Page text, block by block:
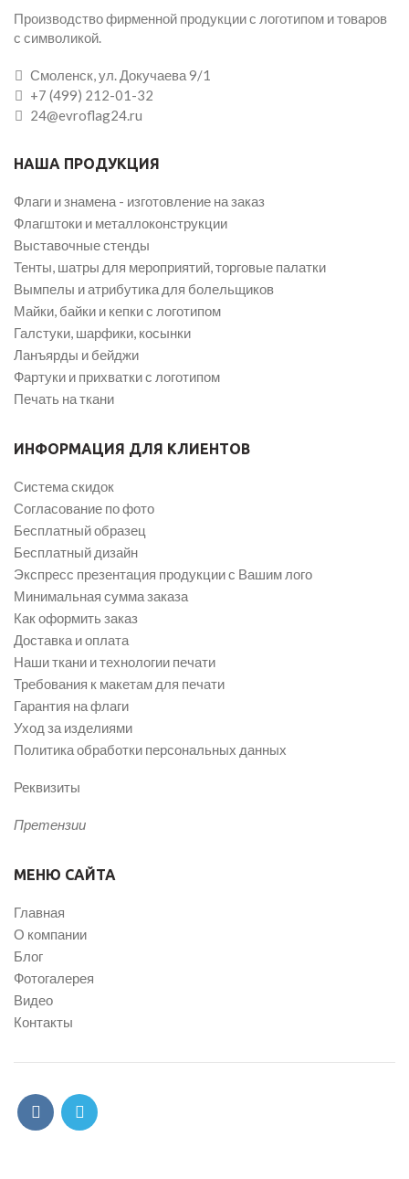
Производство фирменной продукции с логотипом и товаров
с символикой.
Смоленск, ул. Докучаева 9/1
+7 (499) 212-01-32
24@evroflag24.ru
НАША ПРОДУКЦИЯ
Флаги и знамена - изготовление на заказ
Флагштоки и металлоконструкции
Выставочные стенды
Тенты, шатры для мероприятий, торговые палатки
Вымпелы и атрибутика для болельщиков
Майки, байки и кепки с логотипом
Галстуки, шарфики, косынки
Ланъярды и бейджи
Фартуки и прихватки с логотипом
Печать на ткани
ИНФОРМАЦИЯ ДЛЯ КЛИЕНТОВ
Система скидок
Согласование по фото
Бесплатный образец
Бесплатный дизайн
Экспресс презентация продукции с Вашим лого
Минимальная сумма заказа
Как оформить заказ
Доставка и оплата
Наши ткани и технологии печати
Требования к макетам для печати
Гарантия на флаги
Уход за изделиями
Политика обработки персональных данных
Реквизиты
Претензии
МЕНЮ САЙТА
Главная
О компании
Блог
Фотогалерея
Видео
Контакты